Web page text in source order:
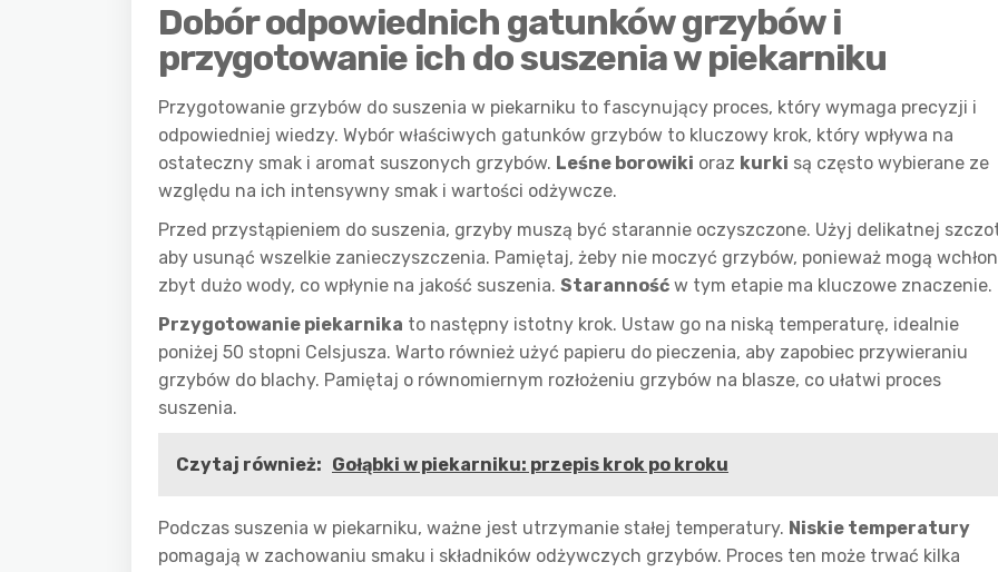
Dobór odpowiednich gatunków grzybów i
przygotowanie ich do suszenia w piekarniku
Przygotowanie grzybów do suszenia w piekarniku to fascynujący proces, który wymaga precyzji i
odpowiedniej wiedzy. Wybór właściwych gatunków grzybów to kluczowy krok, który wpływa na
ostateczny smak i aromat suszonych grzybów. Leśne borowiki oraz kurki są często wybierane ze
względu na ich intensywny smak i wartości odżywcze.
Przed przystąpieniem do suszenia, grzyby muszą być starannie oczyszczone. Użyj delikatnej
aby usunąć wszelkie zanieczyszczenia. Pamiętaj, żeby nie moczyć grzybów, ponieważ mogą
zbyt dużo wody, co wpłynie na jakość suszenia. Staranność w tym etapie ma kluczowe znaczenie.
Przygotowanie piekarnika to następny istotny krok. Ustaw go na niską temperaturę, idealnie
poniżej 50 stopni Celsjusza. Warto również użyć papieru do pieczenia, aby zapobiec przywieraniu
grzybów do blachy. Pamiętaj o równomiernym rozłożeniu grzybów na blasze, co ułatwi proces
suszenia.
Czytaj również: Gołąbki w piekarniku: przepis krok po kroku
Podczas suszenia w piekarniku, ważne jest utrzymanie stałej temperatury. Niskie temperatury
pomagają w zachowaniu smaku i składników odżywczych grzybów. Proces ten może trwać kilka